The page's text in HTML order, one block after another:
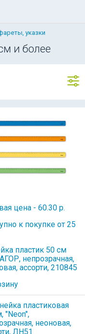
указки
и более
цена - 60.30 р.
к покупке от 25
пластик 50 см
непрозрачная,
ассорти, 210845